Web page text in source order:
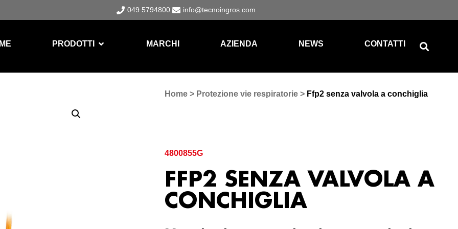
049 5794800 info@tecnoingros.com
PRODOTTI MARCHI AZIENDA NEWS CONTATTI
Home > Protezione vie respiratorie > Ffp2 senza valvola a conchiglia
4800855G
FFP2 SENZA VALVOLA A
CONCHIGLIA